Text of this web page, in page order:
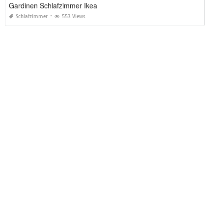
Gardinen Schlafzimmer Ikea
Schlafzimmer 553 Views